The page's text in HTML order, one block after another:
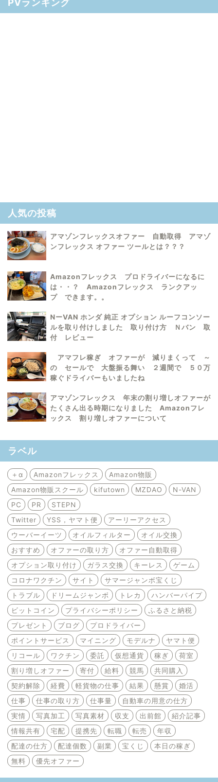
PVランキング
人気の投稿
アマゾンフレックスオファー 自動取得 アマゾ
ンフレックス オファー ツールとは？？？
Amazonフレックス プロドライバーになるに
は・・？ Amazonフレックス ランクアッ
プ できます。。
NーVAN ホンダ 純正 オプション ルーフコンソー
ルを取り付けしました 取り付け方 Ｎバン 取
付 レビュー
アマフレ稼ぎ オファーが 減りまくって ～
の セールで 大盤振る舞い ２週間で ５０万
稼ぐドライバーもいましたね
アマゾンフレックス 年末の割り増しオファーが
たくさん出る時期になりました Amazonフレ
ックス 割り増しオファーについて
ラベル
＋α Amazonフレックス
Amazon物販
Amazon物販スクール
kifutown MZDAO
N-VAN
PC
PR
STEPN
Twitter
YSS，ヤマト便
アーリーアクセス
ウーバーイーツ
オイルフィルター
オイル交換
おすすめ
オファーの取り方
オファー自動取得
オプション取り付け
ガラス交換 キーレス
ゲーム
コロナワクチン
サイト
サマージャンボ宝くじ
トラブル
ドリームジャンボ トレカ
ハンバーパイプ
ビットコイン
プライバシーポリシー
ふるさと納税
プレゼント
ブログ
プロドライバー
ポイントサービス
マイニング モデルナ
ヤマト便
リコール
ワクチン 委託 仮想通貨 稼ぎ
荷室
割り増しオファー
寄付 給料 競馬
共同購入
契約解除
経費 軽貨物の仕事 結果 懸賞
婚活
仕事
仕事の取り方 仕事量
自動車の用意の仕方
実情
写真加工 写真素材 収支 出前館
紹介記事
情報共有
宅配 提携先 転職 転売
年収
配達の仕方
配達個数 副業 宝くじ
本日の稼ぎ
無料
優先オファー